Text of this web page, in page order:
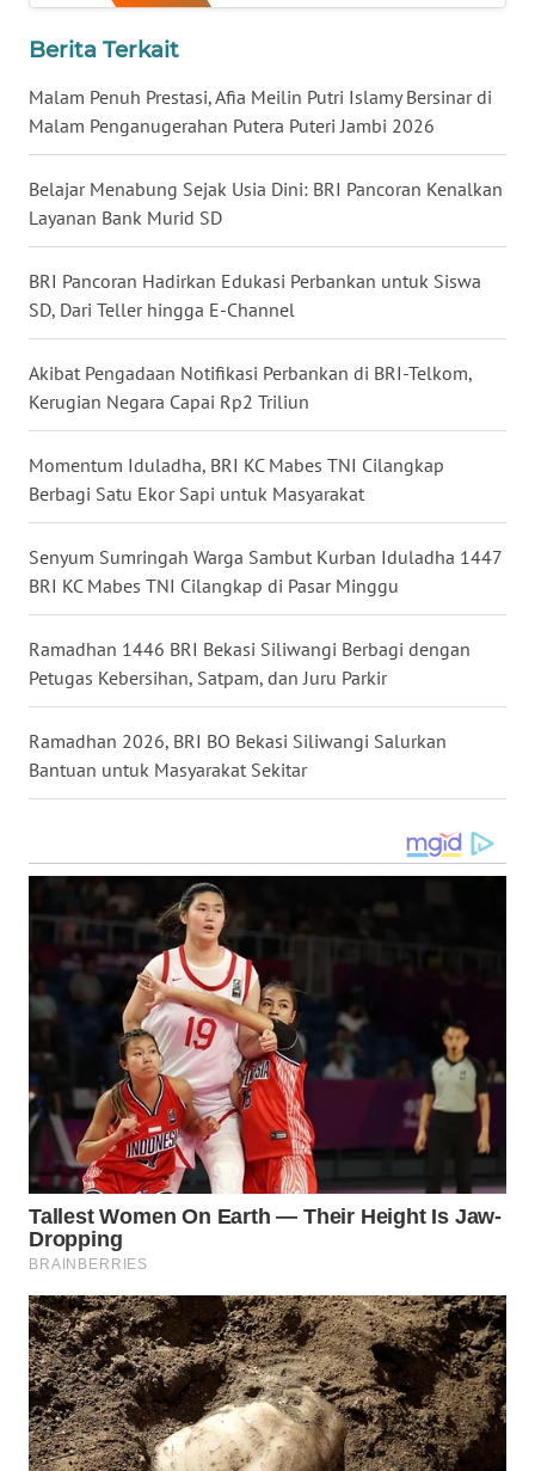
Berita Terkait
Malam Penuh Prestasi, Afia Meilin Putri Islamy Bersinar di
Malam Penganugerahan Putera Puteri Jambi 2026
Belajar Menabung Sejak Usia Dini: BRI Pancoran Kenalkan
Layanan Bank Murid SD
BRI Pancoran Hadirkan Edukasi Perbankan untuk Siswa
SD, Dari Teller hingga E-Channel
Akibat Pengadaan Notifikasi Perbankan di BRI-Telkom,
Kerugian Negara Capai Rp2 Triliun
Momentum Iduladha, BRI KC Mabes TNI Cilangkap
Berbagi Satu Ekor Sapi untuk Masyarakat
Senyum Sumringah Warga Sambut Kurban Iduladha 1447
BRI KC Mabes TNI Cilangkap di Pasar Minggu
Ramadhan 1446 BRI Bekasi Siliwangi Berbagi dengan
Petugas Kebersihan, Satpam, dan Juru Parkir
Ramadhan 2026, BRI BO Bekasi Siliwangi Salurkan
Bantuan untuk Masyarakat Sekitar
WN
WN
SULSEL
WN
GORONTALO
WN
SULUT
WN
MALUKU
WN
WN
DANAU
WN
NIAS
LANGKAT
WN
TAPANULI
SELATAN
WN
LESUNG
WN
KARO
WN